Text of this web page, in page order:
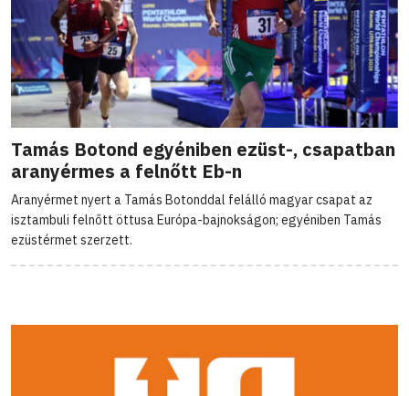
Tamás Botond egyéniben ezüst-, csapatban
aranyérmes a felnőtt Eb-n
Aranyérmet nyert a Tamás Botonddal felálló magyar csapat az
isztambuli felnőtt öttusa Európa-bajnokságon; egyéniben Tamás
ezüstérmet szerzett.